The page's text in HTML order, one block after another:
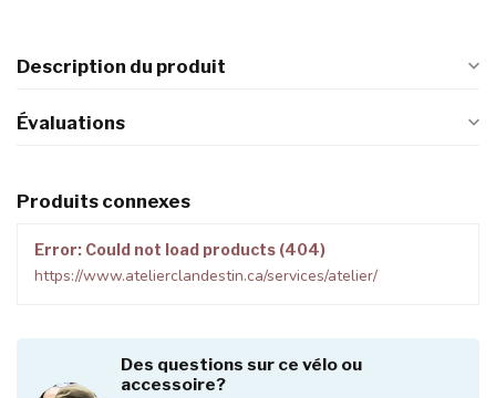
Description du produit
Évaluations
Produits connexes
Error: Could not load products (404)
https://www.atelierclandestin.ca/services/atelier/
Des questions sur ce vélo ou
accessoire?